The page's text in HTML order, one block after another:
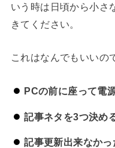
いう時は日頃から小さ
きてください。
これはなんでもいいの
PCの前に座って電
記事ネタを3つ決め
記事更新出来なか